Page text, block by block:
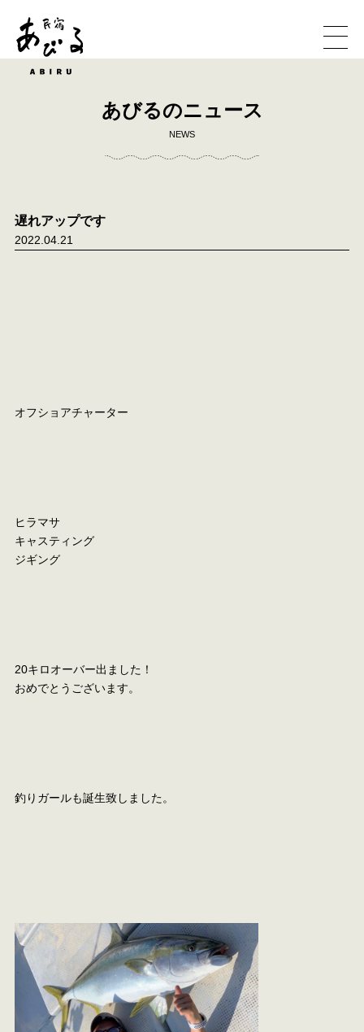
あびるのニュース
NEWS
遅れアップです
2022.04.21
オフショアチャーター
ヒラマサ
キャスティング
ジギング
20キロオーバー出ました！
おめでとうございます。
釣りガールも誕生致しました。